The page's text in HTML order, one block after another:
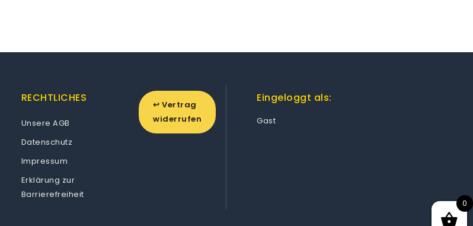
RECHTLICHES
Unsere AGB
Datenschutz
Impressum
Erklärung zur
Barrierefreiheit
↩ Vertrag
widerrufen
Eingeloggt als:
Gast
0